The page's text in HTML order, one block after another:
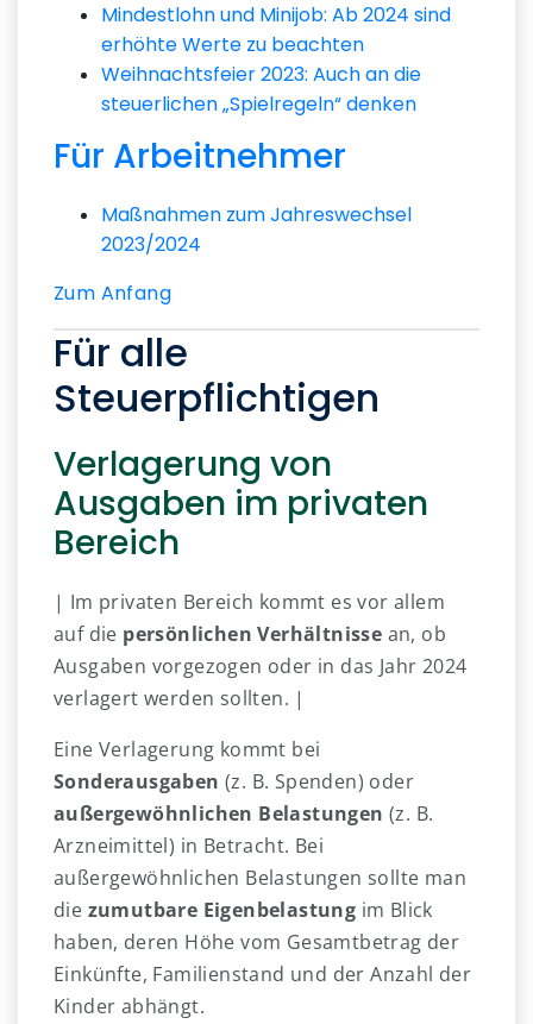
Mindestlohn und Minijob: Ab 2024 sind
erhöhte Werte zu beachten
Weihnachtsfeier 2023: Auch an die
steuerlichen „Spielregeln“ denken
Für Arbeitnehmer
Maßnahmen zum Jahreswechsel
2023/2024
Zum Anfang
Für alle
Steuerpflichtigen
Verlagerung von
Ausgaben im privaten
Bereich
| Im privaten Bereich kommt es vor allem
auf die persönlichen Verhältnisse an, ob
Ausgaben vorgezogen oder in das Jahr 2024
verlagert werden sollten. |
Eine Verlagerung kommt bei
Sonderausgaben (z. B. Spenden) oder
außergewöhnlichen Belastungen (z. B.
Arzneimittel) in Betracht. Bei
außergewöhnlichen Belastungen sollte man
die zumutbare Eigenbelastung im Blick
haben, deren Höhe vom Gesamtbetrag der
Einkünfte, Familienstand und der Anzahl der
Kinder abhängt.